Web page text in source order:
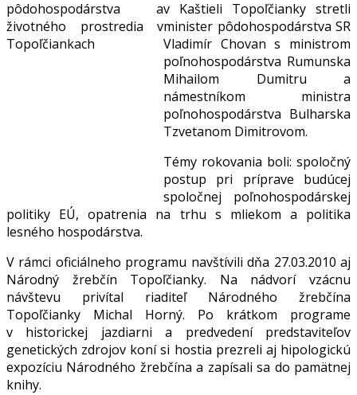
v Kaštieli Topoľčianky stretli
minister pôdohospodárstva SR
Vladimír Chovan s ministrom
poľnohospodárstva Rumunska
Mihailom Dumitru a
námestníkom ministra
poľnohospodárstva Bulharska
Tzvetanom Dimitrovom.
Témy rokovania boli: spoločný
postup pri príprave budúcej
spoločnej poľnohospodárskej
politiky EÚ, opatrenia na trhu s mliekom a politika
lesného hospodárstva.
V rámci oficiálneho programu navštívili dňa 27.03.2010 aj
Národný žrebčín Topoľčianky. Na nádvorí vzácnu
návštevu privítal riaditeľ Národného žrebčína
Topoľčianky Michal Horný. Po krátkom programe
v historickej jazdiarni a predvedení predstaviteľov
genetických zdrojov koní si hostia prezreli aj hipologickú
expozíciu Národného žrebčína a zapísali sa do pamätnej
knihy.